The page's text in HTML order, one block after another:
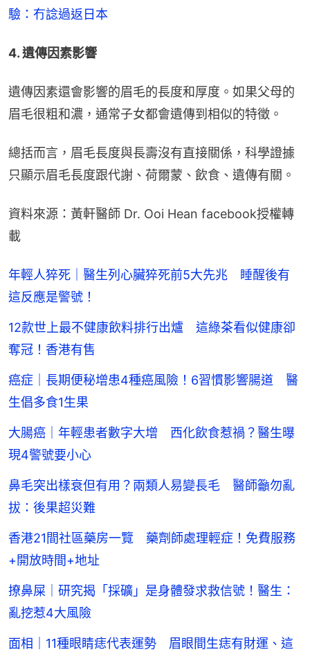
驗：冇諗過返日本
4. 遺傳因素影響
遺傳因素還會影響的眉毛的長度和厚度。如果父母的
眉毛很粗和濃，通常子女都會遺傳到相似的特徵。
總括而言，眉毛長度與長壽沒有直接關係，科學證據
只顯示眉毛長度跟代謝、荷爾蒙、飲食、遺傳有關。
資料來源：黃軒醫師 Dr. Ooi Hean facebook授權轉
載
年輕人猝死｜醫生列心臟猝死前5大先兆 睡醒後有
這反應是警號！
12款世上最不健康飲料排行出爐 這綠茶看似健康卻
奪冠！香港有售
癌症｜長期便秘增患4種癌風險！6習慣影響腸道 醫
生倡多食1生果
大腸癌｜年輕患者數字大增 西化飲食惹禍？醫生曝
現4警號要小心
鼻毛突出樣衰但有用？兩類人易變長毛 醫師籲勿亂
拔：後果超災難
香港21間社區藥房一覽 藥劑師處理輕症！免費服務
+開放時間+地址
撩鼻屎｜研究揭「採礦」是身體發求救信號！醫生：
亂挖惹4大風險
面相｜11種眼睛痣代表運勢 眉眼間生痣有財運、這